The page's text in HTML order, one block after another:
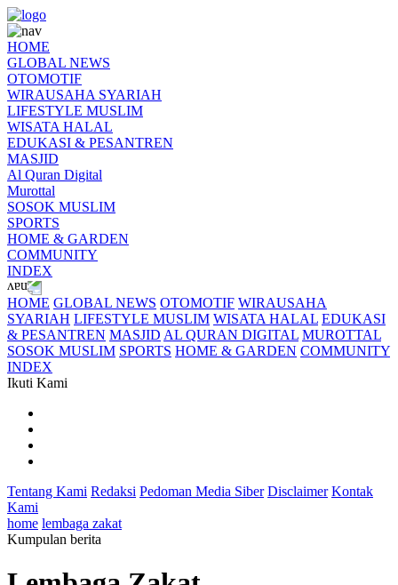
HOME
GLOBAL NEWS
OTOMOTIF
WIRAUSAHA SYARIAH
LIFESTYLE MUSLIM
WISATA HALAL
EDUKASI & PESANTREN
MASJID
Al Quran Digital
Murottal
SOSOK MUSLIM
SPORTS
HOME & GARDEN
COMMUNITY
INDEX
HOME GLOBAL NEWS OTOMOTIF WIRAUSAHA
SYARIAH LIFESTYLE MUSLIM WISATA HALAL EDUKASI
& PESANTREN MASJID AL QURAN DIGITAL MUROTTAL
SOSOK MUSLIM SPORTS HOME & GARDEN COMMUNITY
INDEX
Ikuti Kami
Tentang Kami Redaksi Pedoman Media Siber Disclaimer Kontak
Kami
home lembaga zakat
Kumpulan berita